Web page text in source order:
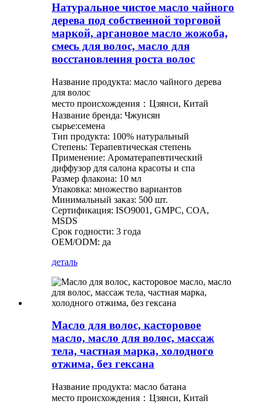
Натуральное чистое масло чайного
дерева под собственной торговой
маркой, аргановое масло жожоба,
смесь для волос, масло для
восстановления роста волос
Название продукта: масло чайного дерева
для волос
место происхождения：Цзянси, Китай
Название бренда: Чжунсян
сырье:семена
Тип продукта: 100% натуральный
Степень: Терапевтическая степень
Применение: Ароматерапевтический
диффузор для салона красоты и спа
Размер флакона: 10 мл
Упаковка: множество вариантов
Минимальный заказ: 500 шт.
Сертификация: ISO9001, GMPC, COA,
MSDS
Срок годности: 3 года
OEM/ODM: да
деталь
Масло для волос, касторовое
масло, масло для волос, массаж
тела, частная марка, холодного
отжима, без гексана
Название продукта: масло батана
место происхождения：Цзянси, Китай